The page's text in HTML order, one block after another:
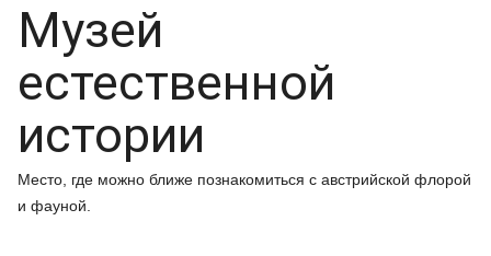
Музей
естественной
истории
Место, где можно ближе познакомиться с австрийской флорой
и фауной.